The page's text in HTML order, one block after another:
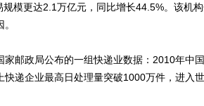
模更达2.1万亿元，同比增长44.5%。该机
政局公布的一组快递业数据：2010年中
递企业最高日处理量突破1000万件，进入世